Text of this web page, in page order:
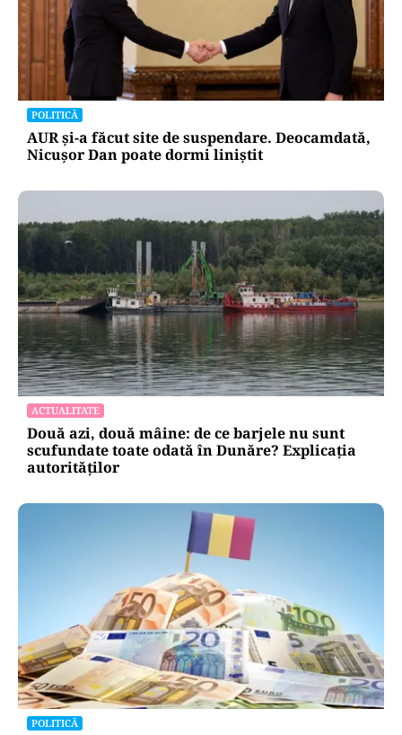
POLITICĂ
Cum a ajuns Guvernul Bolojan să piardă 11
hotărâri în instanță
POLITICĂ
AUR și-a făcut site de suspendare. Deocamdată,
Nicușor Dan poate dormi liniștit
ACTUALITATE
Două azi, două mâine: de ce barjele nu sunt
scufundate toate odată în Dunăre? Explicația